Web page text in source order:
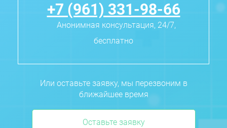
+7 (961) 331-98-66
Анонимная консультация, 24/7,
бесплатно
Или оставьте заявку, мы перезвоним в
ближайшее время
Оставьте заявку